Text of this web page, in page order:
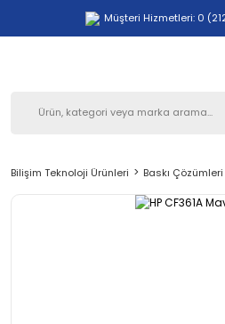
Müşteri Hizmetleri: 0
Bilişim Teknoloji Ürünleri Baskı Çözümleri